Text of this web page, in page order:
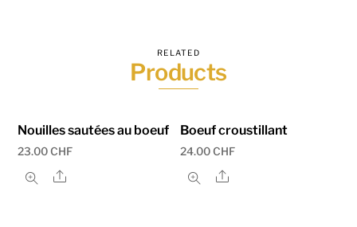
RELATED
Products
Nouilles sautées au boeuf
23.00CHF
Share
Boeuf croustillant
24.00CHF
Share